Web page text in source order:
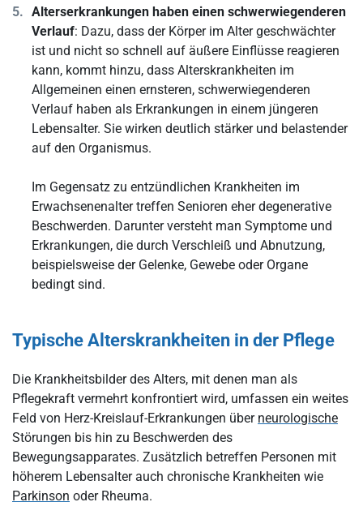
Alterserkrankungen haben einen schwerwiegenderen
Verlauf: Dazu, dass der Körper im Alter geschwächter
ist und nicht so schnell auf äußere Einflüsse reagieren
kann, kommt hinzu, dass Alterskrankheiten im
Allgemeinen einen ernsteren, schwerwiegenderen
Verlauf haben als Erkrankungen in einem jüngeren
Lebensalter. Sie wirken deutlich stärker und belastender
auf den Organismus.
Im Gegensatz zu entzündlichen Krankheiten im
Erwachsenenalter treffen Senioren eher degenerative
Beschwerden. Darunter versteht man Symptome und
Erkrankungen, die durch Verschleiß und Abnutzung,
beispielsweise der Gelenke, Gewebe oder Organe
bedingt sind.
Typische Alterskrankheiten in der Pflege
Die Krankheitsbilder des Alters, mit denen man als
Pflegekraft vermehrt konfrontiert wird, umfassen ein weites
Feld von Herz-Kreislauf-Erkrankungen über neurologische
Störungen bis hin zu Beschwerden des
Bewegungsapparates. Zusätzlich betreffen Personen mit
höherem Lebensalter auch chronische Krankheiten wie
Parkinson oder Rheuma.